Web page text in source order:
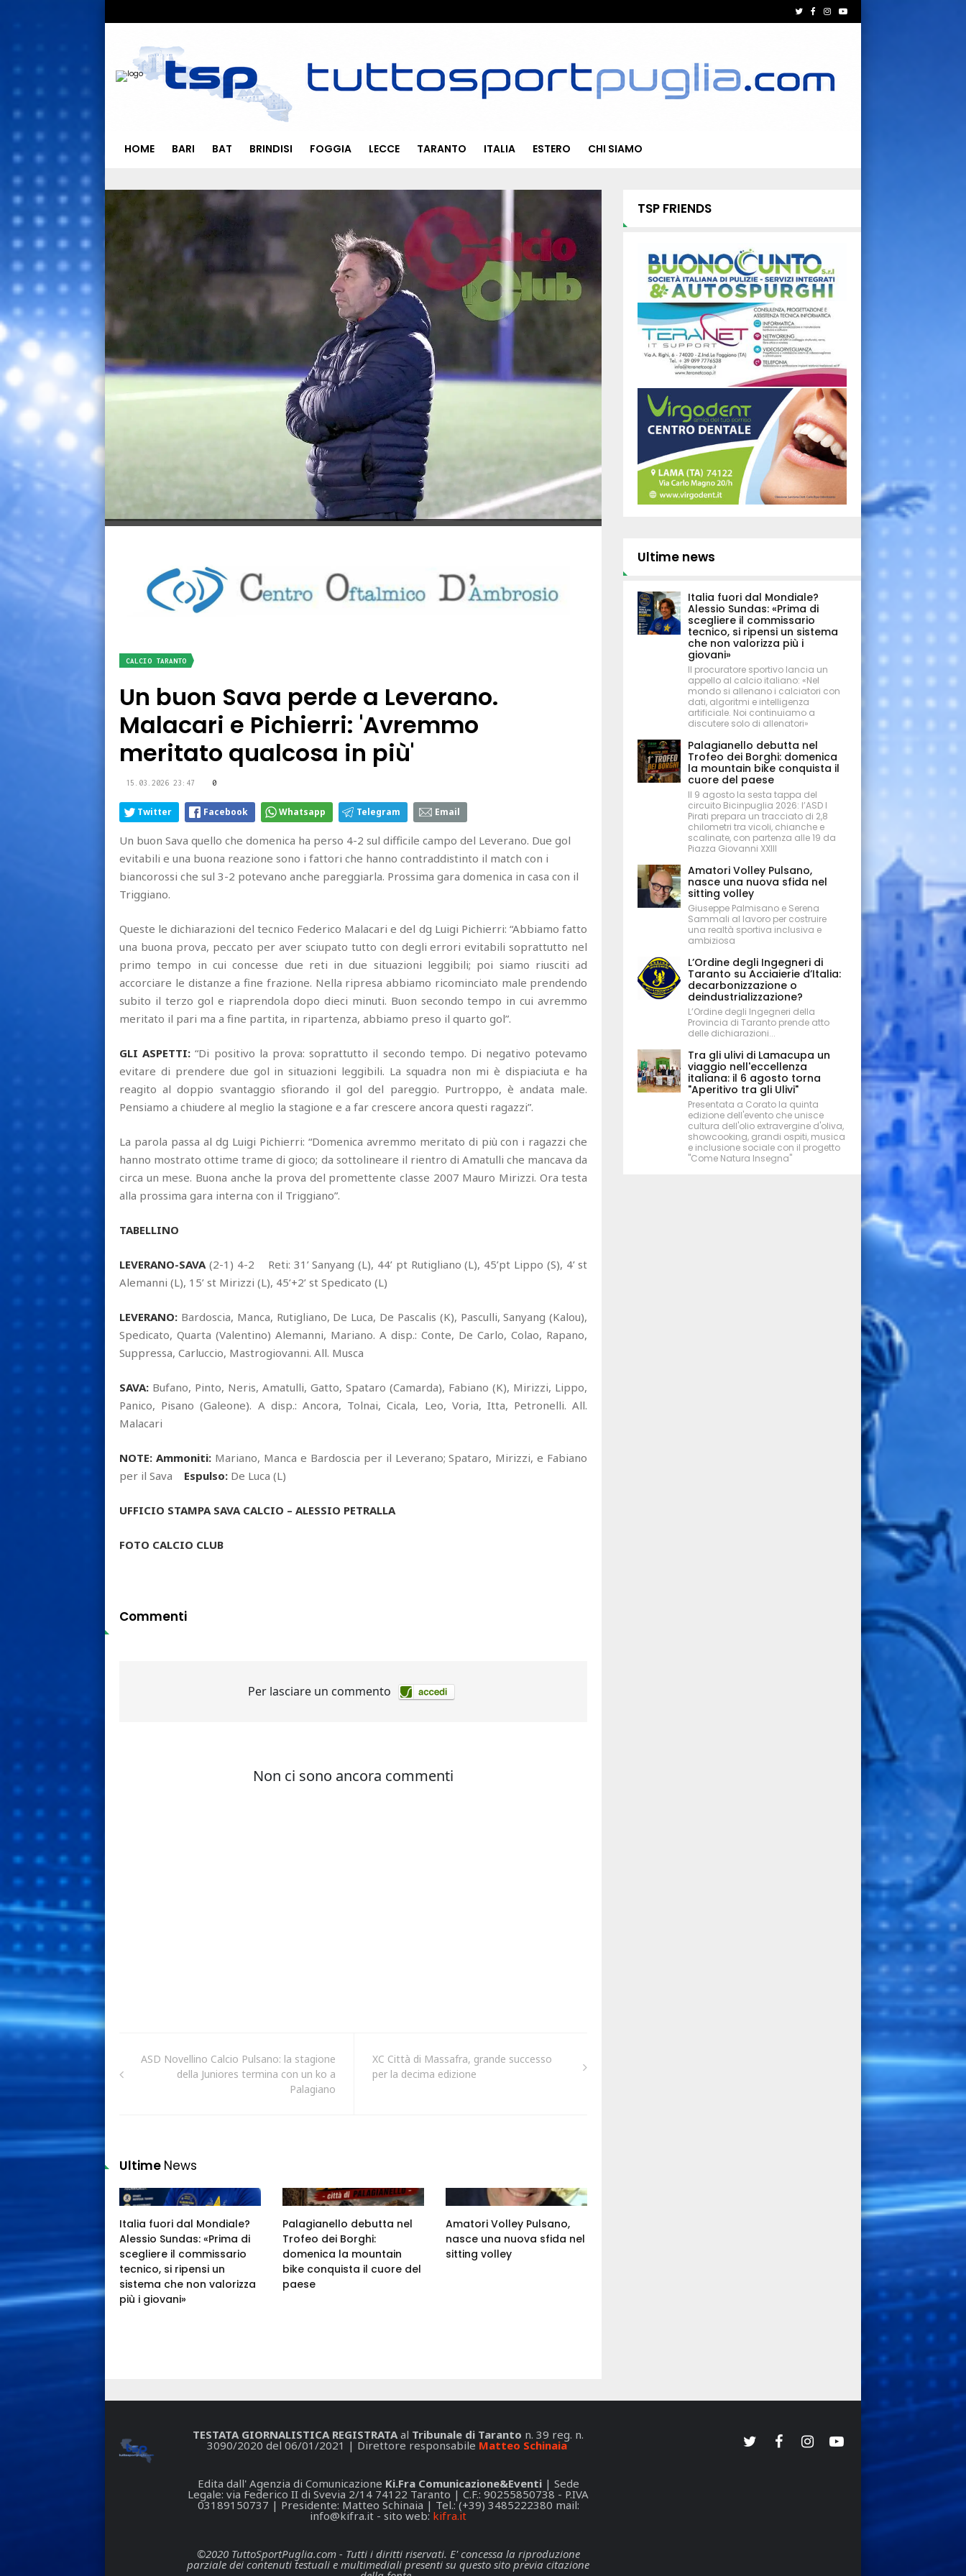
HOME BARI BAT BRINDISI FOGGIA LECCE TARANTO ITALIA ESTERO CHI SIAMO
CALCIO TARANTO
Un buon Sava perde a Leverano.
Malacari e Pichierri: 'Avremmo
meritato qualcosa in più'
15.03.2026 23:47 0
Twitter Facebook Whatsapp Telegram Email
Un buon Sava quello che domenica ha perso 4-2 sul difficile campo del Leverano. Due gol
evitabili e una buona reazione sono i fattori che hanno contraddistinto il match con i
biancorossi che sul 3-2 potevano anche pareggiarla. Prossima gara domenica in casa con il
Triggiano.
Queste le dichiarazioni del tecnico Federico Malacari e del dg Luigi Pichierri: “Abbiamo fatto
una buona prova, peccato per aver sciupato tutto con degli errori evitabili soprattutto nel
primo tempo in cui concesse due reti in due situazioni leggibili; poi siamo riusciti ad
accorciare le distanze a fine frazione. Nella ripresa abbiamo ricominciato male prendendo
subito il terzo gol e riaprendola dopo dieci minuti. Buon secondo tempo in cui avremmo
meritato il pari ma a fine partita, in ripartenza, abbiamo preso il quarto gol”.
GLI ASPETTI: “Di positivo la prova: soprattutto il secondo tempo. Di negativo potevamo
evitare di prendere due gol in situazioni leggibili. La squadra non mi è dispiaciuta e ha
reagito al doppio svantaggio sfiorando il gol del pareggio. Purtroppo, è andata male.
Pensiamo a chiudere al meglio la stagione e a far crescere ancora questi ragazzi”.
La parola passa al dg Luigi Pichierri: “Domenica avremmo meritato di più con i ragazzi che
hanno mostrato ottime trame di gioco; da sottolineare il rientro di Amatulli che mancava da
circa un mese. Buona anche la prova del promettente classe 2007 Mauro Mirizzi. Ora testa
alla prossima gara interna con il Triggiano”.
TABELLINO
LEVERANO-SAVA (2-1) 4-2 Reti: 31’ Sanyang (L), 44’ pt Rutigliano (L), 45’pt Lippo (S), 4’ st
Alemanni (L), 15’ st Mirizzi (L), 45’+2’ st Spedicato (L)
LEVERANO: Bardoscia, Manca, Rutigliano, De Luca, De Pascalis (K), Pasculli, Sanyang (Kalou),
Spedicato, Quarta (Valentino) Alemanni, Mariano. A disp.: Conte, De Carlo, Colao, Rapano,
Suppressa, Carluccio, Mastrogiovanni. All. Musca
SAVA: Bufano, Pinto, Neris, Amatulli, Gatto, Spataro (Camarda), Fabiano (K), Mirizzi, Lippo,
Panico, Pisano (Galeone). A disp.: Ancora, Tolnai, Cicala, Leo, Voria, Itta, Petronelli. All.
Malacari
NOTE: Ammoniti: Mariano, Manca e Bardoscia per il Leverano; Spataro, Mirizzi, e Fabiano
per il Sava
Espulso: De Luca (L)
UFFICIO STAMPA SAVA CALCIO – ALESSIO PETRALLA
FOTO CALCIO CLUB
Commenti
ASD Novellino Calcio Pulsano: la stagione
della Juniores termina con un ko a
Palagiano
XC Città di Massafra, grande successo
per la decima edizione
Ultime News
Italia fuori dal Mondiale?
Alessio Sundas: «Prima di
scegliere il commissario
tecnico, si ripensi un
sistema che non valorizza
più i giovani»
Palagianello debutta nel
Trofeo dei Borghi:
domenica la mountain
bike conquista il cuore del
paese
Amatori Volley Pulsano,
nasce una nuova sfida nel
sitting volley
TSP FRIENDS
Ultime news
Italia fuori dal Mondiale?
Alessio Sundas: «Prima di
scegliere il commissario
tecnico, si ripensi un sistema
che non valorizza più i
giovani»
Il procuratore sportivo lancia un
appello al calcio italiano: «Nel
mondo si allenano i calciatori con
dati, algoritmi e intelligenza
artificiale. Noi continuiamo a
discutere solo di allenatori»
Palagianello debutta nel
Trofeo dei Borghi: domenica
la mountain bike conquista il
cuore del paese
Il 9 agosto la sesta tappa del
circuito Bicinpuglia 2026: l’ASD I
Pirati prepara un tracciato di 2,8
chilometri tra vicoli, chianche e
scalinate, con partenza alle 19 da
Piazza Giovanni XXIII
Amatori Volley Pulsano,
nasce una nuova sfida nel
sitting volley
Giuseppe Palmisano e Serena
Sammali al lavoro per costruire
una realtà sportiva inclusiva e
ambiziosa
L’Ordine degli Ingegneri di
Taranto su Acciaierie d’Italia:
decarbonizzazione o
deindustrializzazione?
L’Ordine degli Ingegneri della
Provincia di Taranto prende atto
delle dichiarazioni...
Tra gli ulivi di Lamacupa un
viaggio nell'eccellenza
italiana: il 6 agosto torna
"Aperitivo tra gli Ulivi"
Presentata a Corato la quinta
edizione dell'evento che unisce
cultura dell'olio extravergine d'oliva,
showcooking, grandi ospiti, musica
e inclusione sociale con il progetto
"Come Natura Insegna"
TESTATA GIORNALISTICA REGISTRATA al Tribunale di Taranto n. 39 reg. n.
3090/2020 del 06/01/2021 | Direttore responsabile Matteo Schinaia
Edita dall' Agenzia di Comunicazione Ki.Fra Comunicazione&Eventi| Sede
Legale: via Federico II di Svevia 2/14 74122 Taranto | C.F.: 90255850738 - P.IVA
03189150737 | Presidente: Matteo Schinaia | Tel.: (+39) 3485222380 mail:
info@kifra.it - sito web: kifra.it
©2020 TuttoSportPuglia.com - Tutti i diritti riservati. E' concessa la riproduzione
parziale dei contenuti testuali e multimediali presenti su questo sito previa citazione